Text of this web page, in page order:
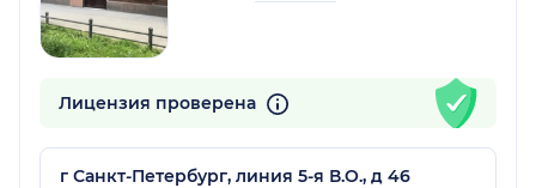
Лицензия проверена
г Санкт-Петербург, линия 5-я В.О., д 46